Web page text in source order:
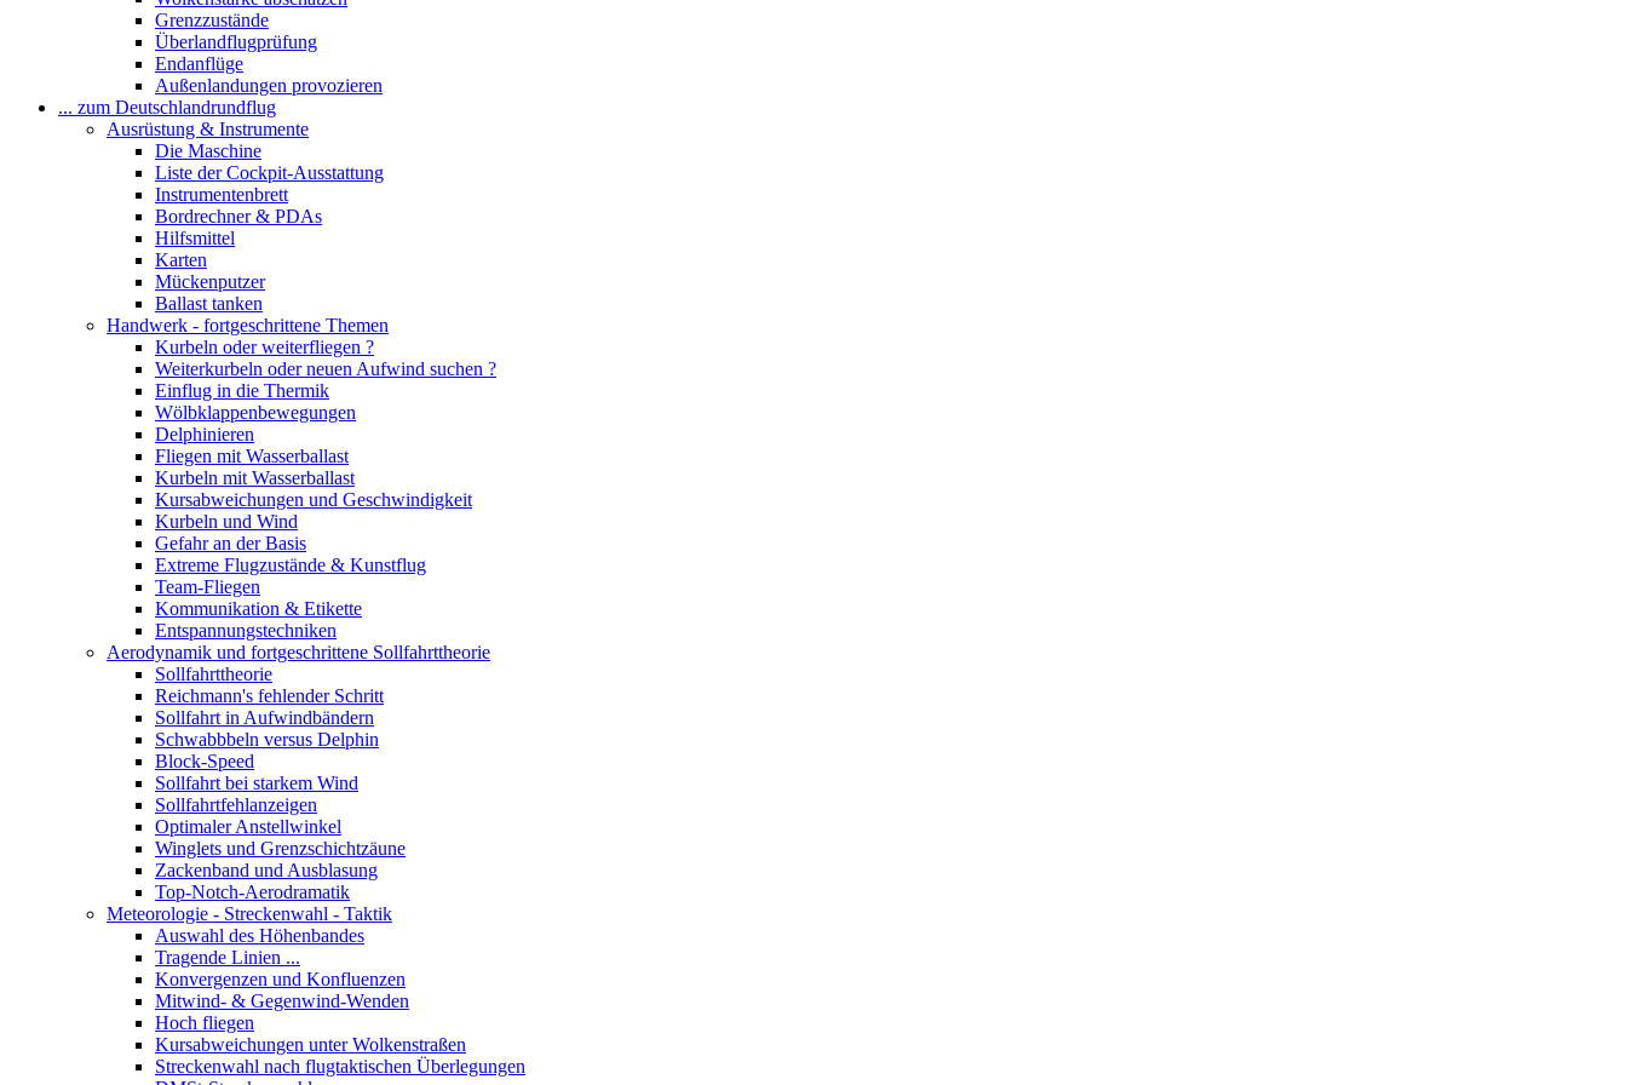
Grenzzustände
Überlandflugprüfung
Endanflüge
Außenlandungen provozieren
... zum Deutschlandrundflug
Ausrüstung & Instrumente
Die Maschine
Liste der Cockpit-Ausstattung
Instrumentenbrett
Bordrechner & PDAs
Hilfsmittel
Karten
Mückenputzer
Ballast tanken
Handwerk - fortgeschrittene Themen
Kurbeln oder weiterfliegen ?
Weiterkurbeln oder neuen Aufwind suchen ?
Einflug in die Thermik
Wölbklappenbewegungen
Delphinieren
Fliegen mit Wasserballast
Kurbeln mit Wasserballast
Kursabweichungen und Geschwindigkeit
Kurbeln und Wind
Gefahr an der Basis
Extreme Flugzustände & Kunstflug
Team-Fliegen
Kommunikation & Etikette
Entspannungstechniken
Aerodynamik und fortgeschrittene Sollfahrttheorie
Sollfahrttheorie
Reichmann's fehlender Schritt
Sollfahrt in Aufwindbändern
Schwabbbeln versus Delphin
Block-Speed
Sollfahrt bei starkem Wind
Sollfahrtfehlanzeigen
Optimaler Anstellwinkel
Winglets und Grenzschichtzäune
Zackenband und Ausblasung
Top-Notch-Aerodramatik
Meteorologie - Streckenwahl - Taktik
Auswahl des Höhenbandes
Tragende Linien ...
Konvergenzen und Konfluenzen
Mitwind- & Gegenwind-Wenden
Hoch fliegen
Kursabweichungen unter Wolkenstraßen
Streckenwahl nach flugtaktischen Überlegungen